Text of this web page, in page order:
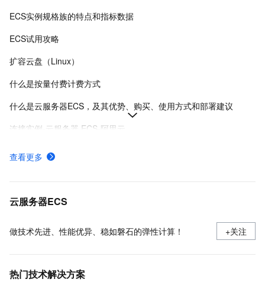
ECS实例规格族的特点和指标数据
ECS试用攻略
扩容云盘（Linux）
什么是按量付费计费方式
什么是云服务器ECS，及其优势、购买、使用方式和部署建议
连接实例-云服务器 ECS-阿里云
在Linux上安装Docker和Docker Compose
阿里云ECS通用型实例规格（g系列）
查看更多
云服务器ECS
做技术先进、性能优异、稳如磐石的弹性计算！ +关注
热门技术解决方案